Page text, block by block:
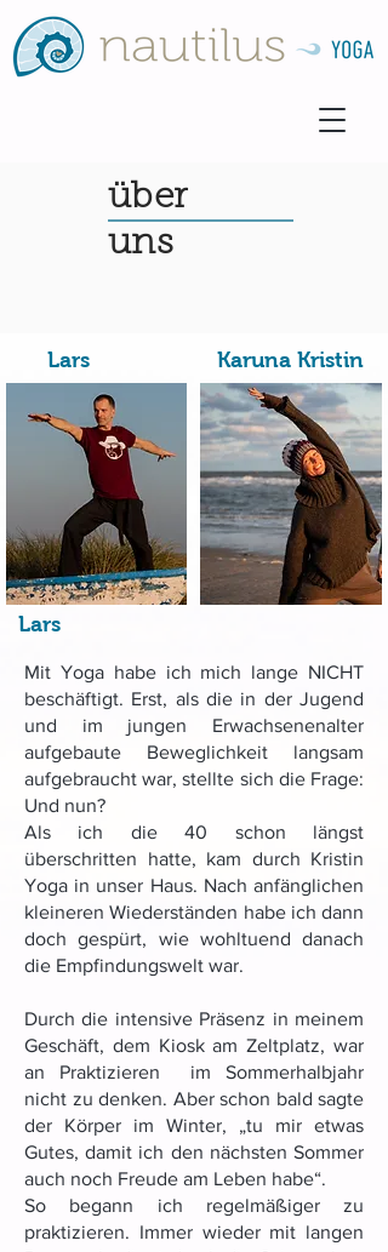
über
uns
Lars
Lars
Karuna Kristin
Mit Yoga habe ich mich lange NICHT
beschäftigt. Erst, als die in der Jugend
und im jungen Erwachsenenalter
aufgebaute Beweglichkeit langsam
aufgebraucht war, stellte sich die Frage:
Und nun?
Als ich die 40 schon längst
überschritten hatte, kam durch Kristin
Yoga in unser Haus. Nach anfänglichen
kleineren Wiederständen habe ich dann
doch gespürt, wie wohltuend danach
die Empfindungswelt war.
Durch die intensive Präsenz in meinem
Geschäft, dem Kiosk am Zeltplatz, war
an Praktizieren im Sommerhalbjahr
nicht zu denken. Aber schon bald sagte
der Körper im Winter, „tu mir etwas
Gutes, damit ich den nächsten Sommer
auch noch Freude am Leben habe“.
So begann ich regelmäßiger zu
praktizieren. Immer wieder mit langen